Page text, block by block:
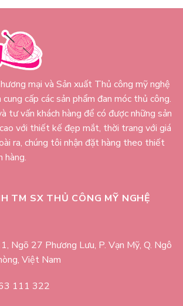
mại và Sản xuất Thủ công mỹ nghệ
cấp các sản phẩm đan móc thủ công.
tư vấn khách hàng để có được những sản
với thiết kế đẹp mắt, thời trang với giá
ra, chúng tôi nhận đặt hàng theo thiết
hàng.
TM SX THỦ CÔNG MỸ NGHỆ
Ngõ 27 Phương Lưu, P. Vạn Mỹ, Q. Ngô
Việt Nam
111 322